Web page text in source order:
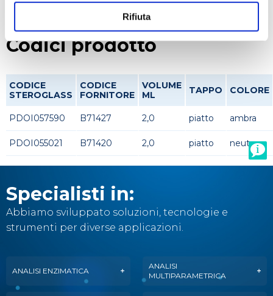
Rifiuta
Codici prodotto
CODICE
STEROGLASS
CODICE
FORNITORE
VOLUME
ML
TAPPO COLORE
PDOI057590 B71427 2,0 piatto ambra
PDOI055021 B71420 2,0 piatto neutro
Specialisti in:
Abbiamo sviluppato soluzioni, tecnologie e
strumenti per diverse applicazioni.
ANALISI ENZIMATICA
ANALISI
MULTIPARAMETRICA